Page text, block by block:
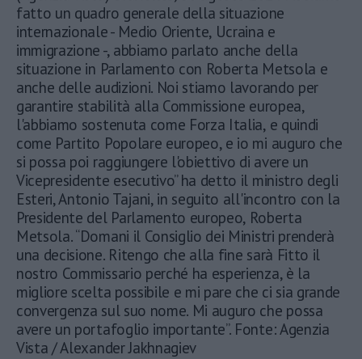
fatto un quadro generale della situazione
internazionale - Medio Oriente, Ucraina e
immigrazione -, abbiamo parlato anche della
situazione in Parlamento con Roberta Metsola e
anche delle audizioni. Noi stiamo lavorando per
garantire stabilità alla Commissione europea,
l'abbiamo sostenuta come Forza Italia, e quindi
come Partito Popolare europeo, e io mi auguro che
si possa poi raggiungere l'obiettivo di avere un
Vicepresidente esecutivo” ha detto il ministro degli
Esteri, Antonio Tajani, in seguito all'incontro con la
Presidente del Parlamento europeo, Roberta
Metsola. “Domani il Consiglio dei Ministri prenderà
una decisione. Ritengo che alla fine sarà Fitto il
nostro Commissario perché ha esperienza, è la
migliore scelta possibile e mi pare che ci sia grande
convergenza sul suo nome. Mi auguro che possa
avere un portafoglio importante”. Fonte: Agenzia
Vista / Alexander Jakhnagiev